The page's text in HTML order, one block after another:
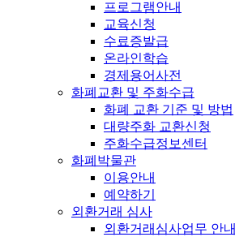
프로그램안내
교육신청
수료증발급
온라인학습
경제용어사전
화폐교환 및 주화수급
화폐 교환 기준 및 방법
대량주화 교환신청
주화수급정보센터
화폐박물관
이용안내
예약하기
외환거래 심사
외환거래심사업무 안내